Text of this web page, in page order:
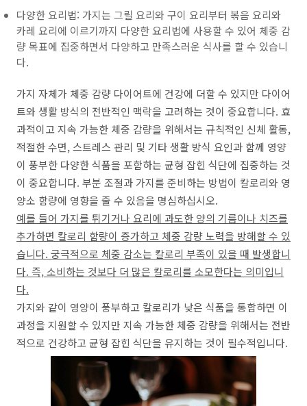
다양한 요리법: 가지는 그릴 요리와 구이 요리부터 볶음 요리와
카레 요리에 이르기까지 다양한 요리법에 사용할 수 있어 체중 감
량 목표에 집중하면서 다양하고 만족스러운 식사를 할 수 있습니
다.
가지 자체가 체중 감량 다이어트에 건강에 더할 수 있지만 다이어
트와 생활 방식의 전반적인 맥락을 고려하는 것이 중요합니다. 효
과적이고 지속 가능한 체중 감량을 위해서는 규칙적인 신체 활동,
적절한 수면, 스트레스 관리 및 기타 생활 방식 요인과 함께 영양
이 풍부한 다양한 식품을 포함하는 균형 잡힌 식단에 집중하는 것
이 중요합니다. 부분 조절과 가지를 준비하는 방법이 칼로리와 영
양소 함량에 영향을 줄 수 있음을 명심하십시오.
예를 들어 가지를 튀기거나 요리에 과도한 양의 기름이나 치즈를
추가하면 칼로리 함량이 증가하고 체중 감량 노력을 방해할 수 있
습니다. 궁극적으로 체중 감소는 칼로리 부족이 있을 때 발생합니
다. 즉, 소비하는 것보다 더 많은 칼로리를 소모한다는 의미입니
다.
가지와 같이 영양이 풍부하고 칼로리가 낮은 식품을 통합하면 이
과정을 지원할 수 있지만 지속 가능한 체중 감량을 위해서는 전반
적으로 건강하고 균형 잡힌 식단을 유지하는 것이 필수적입니다.